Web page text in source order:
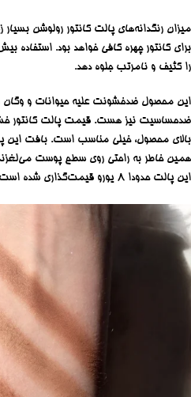
میزان رنگدانه‌های پالت کانتور رولوشن بسیار
برای کانتور چهره کافی خواهد بود. استفاده
را کثیف و نامرتب جلوه دهد.
این محصول ضدخشونت علیه حیوانات و وگان
ضدحساسیت نیز هست. قیمت پالت کانتور
بالای محصول، خیلی مناسب است. بافت این
همین خاطر به راحتی روی سطح پوست
این پالت حدودا 8 یورو قیمت‌گذاری شده است.